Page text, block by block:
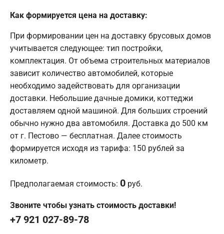
Как формируется цена на доставку:
При формировании цен на доставку брусовых домов
учитывается следующее: тип постройки,
комплектация. От объема строительных материалов
зависит количество автомобилей, которые
необходимо задействовать для организации
доставки. Небольшие дачные домики, коттеджи
доставляем одной машиной. Для больших строений
обычно нужно два автомобиля. Доставка до 500 км
от г. Пестово — бесплатная. Далее стоимость
формируется исходя из тарифа: 150 рублей за
километр.
Предполагаемая стоимость: 0 руб.
Звоните чтобы узнать стоимость доставки!
+7 921 027-89-78